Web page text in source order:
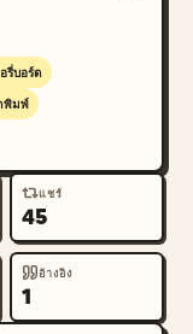
รี่บอร์ด
พิมพ์
แชร์
45
อ้างอิง
1